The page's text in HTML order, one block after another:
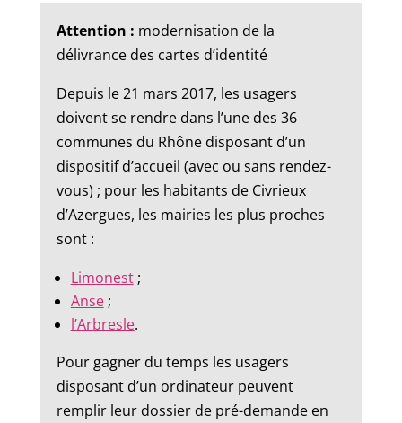
Attention : modernisation de la
délivrance des cartes d’identité
Depuis le 21 mars 2017, les usagers
doivent se rendre dans l’une des 36
communes du Rhône disposant d’un
dispositif d’accueil (avec ou sans rendez-
vous) ; pour les habitants de Civrieux
d’Azergues, les mairies les plus proches
sont :
Limonest;
Anse;
l’Arbresle.
Pour gagner du temps les usagers
disposant d’un ordinateur peuvent
remplir leur dossier de pré-demande en